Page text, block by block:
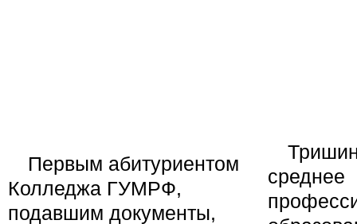
Первым абитуриентом
Колледжа ГУМРФ,
подавшим документы,
среднее